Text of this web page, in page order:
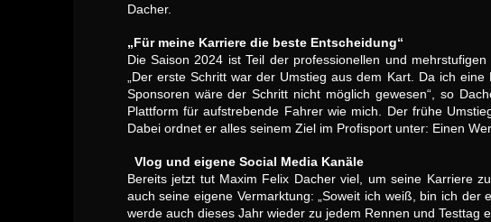
Dacher.
„Für meine Karriere die beste Entscheidung“
Die Saison 2024 ist Teil der professionellen und
„Der erste Schritt war der Umstieg aus dem Kart. Da ich
Sponsoren wäre der Schritt nicht möglich gewesen“, so
Plattform für aufstrebende Fahrer wie mich. Der frühe
Dabei ordnet er alles seinem Ziel im Profisport unter: Einen
Vlog und eigene Social Media Kanäle
Bereits jetzt tut Maxim Felix Dacher viel, um seine Karriere
auch seine eigene Vermarktung: „Soweit ich weiß, bin ich
werde auch dieses Jahr wieder zu jedem Rennen und Testtag